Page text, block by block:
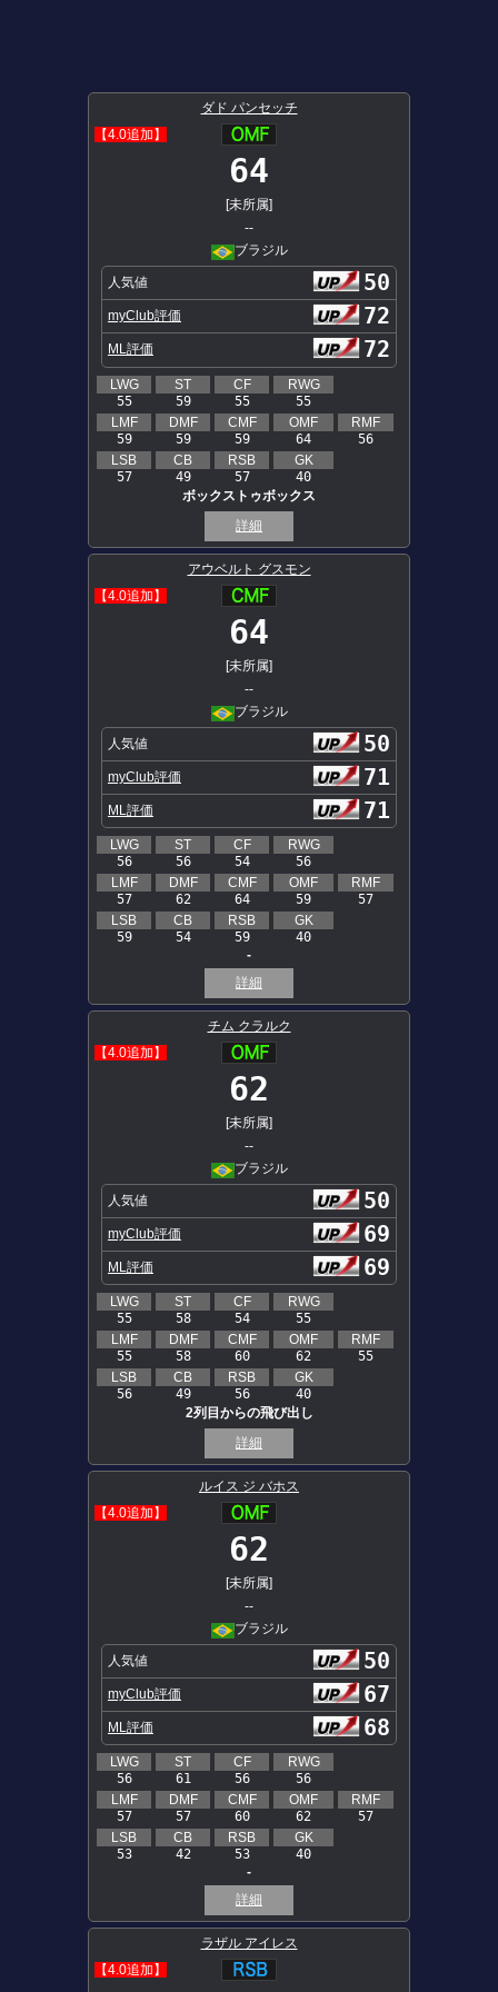
ダド パンセッチ
【4.0追加】
64
[未所属]
--
ブラジル
人気値 50
myClub評価 72
ML評価 72
LWG
55
ST
59
CF
55
RWG
55
LMF
59
DMF
59
CMF
59
OMF
64
RMF
56
LSB
57
CB
49
RSB
57
GK
40
ボックストゥボックス
詳細
アウベルト グスモン
【4.0追加】
64
[未所属]
--
ブラジル
人気値 50
myClub評価 71
ML評価 71
LWG
56
ST
56
CF
54
RWG
56
LMF
57
DMF
62
CMF
64
OMF
59
RMF
57
LSB
59
CB
54
RSB
59
GK
40
-
詳細
チム クラルク
【4.0追加】
62
[未所属]
--
ブラジル
人気値 50
myClub評価 69
ML評価 69
LWG
55
ST
58
CF
54
RWG
55
LMF
55
DMF
58
CMF
60
OMF
62
RMF
55
LSB
56
CB
49
RSB
56
GK
40
2列目からの飛び出し
詳細
ルイス ジ バホス
【4.0追加】
62
[未所属]
--
ブラジル
人気値 50
myClub評価 67
ML評価 68
LWG
56
ST
61
CF
56
RWG
56
LMF
57
DMF
57
CMF
60
OMF
62
RMF
57
LSB
53
CB
42
RSB
53
GK
40
-
詳細
ラザル アイレス
【4.0追加】